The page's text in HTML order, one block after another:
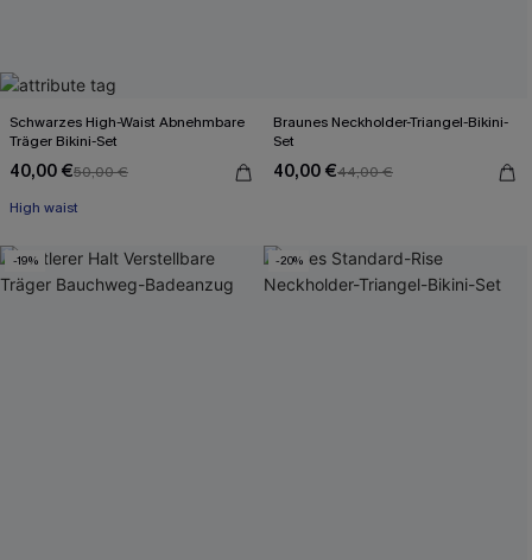
Schwarzes High-Waist Abnehmbare
Träger Bikini-Set
40,00 €50,00 €
High waist
Braunes Neckholder-Triangel-Bikini-
Set
40,00 €44,00 €
-19% -20%